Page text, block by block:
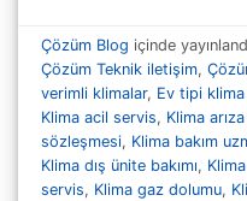
Çözüm Blog içinde
Çözüm Teknik iletişim,
verimli klimalar, Ev tipi
Klima acil servis, Klima
sözleşmesi, Klima bakım
Klima dış ünite bakımı,
servis, Klima gaz dolumu,